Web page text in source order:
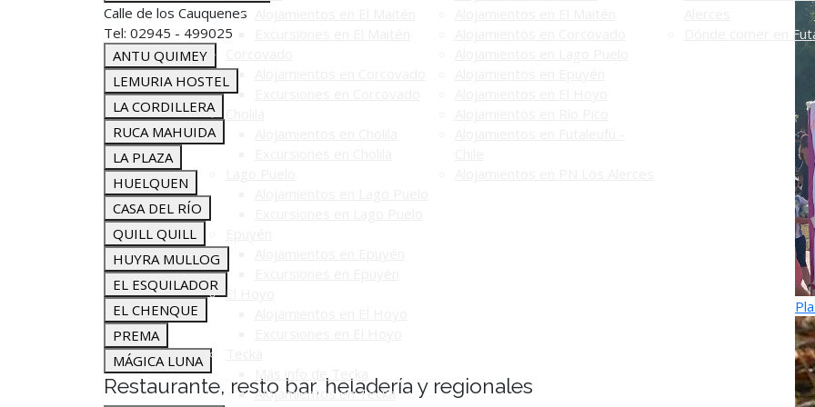
El Hoyo
Más info de Tecka
Alojamientos en Tecka
Dónde comer en
Calle de los Cauquenes
Tel: 02945 - 499025
ANTU QUIMEY
LEMURIA HOSTEL
LA CORDILLERA
RUCA MAHUIDA
LA PLAZA
HUELQUEN
CASA DEL RÍO
QUILL QUILL
HUYRA MULLOG
EL ESQUILADOR
EL CHENQUE
PREMA
MÁGICA LUNA
Restaurante, resto bar, heladería y regionales